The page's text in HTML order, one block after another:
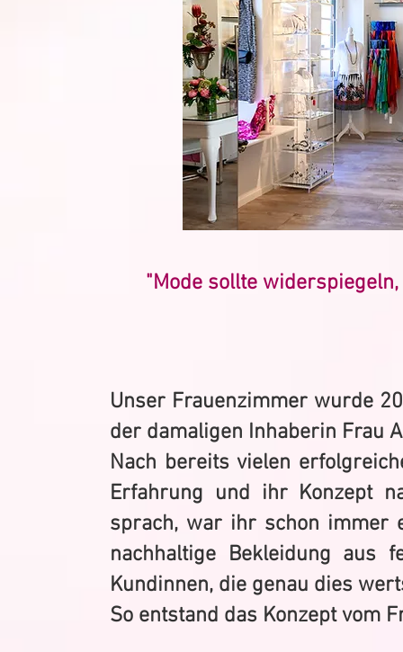
"Mode sollte
Unser Frauenzimmer wurde
der damaligen Inhaberin Frau
Nach bereits vielen
Erfahrung und ihr Konzept
sprach, war ihr schon immer
nachhaltige Bekleidung aus
Kundinnen, die genau dies
So entstand das Konzept vom